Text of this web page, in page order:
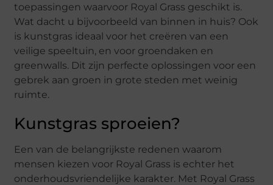
toepassingen waarvoor Royal Grass geschikt is.
Wat dacht u bijvoorbeeld van binnen in huis? Ook
is kunstgras ideaal voor het creëren van een
veilige speeltuin, en voor groendaken en
greenwalls. Dit zijn perfecte oplossingen voor een
gebrek aan groen in grote steden met weinig
ruimte.
Kunstgras sproeien?
Een van de belangrijkste redenen waarom
mensen kiezen voor Royal Grass is echter het
onderhoudsvriendelijke karakter. Met Royal Grass